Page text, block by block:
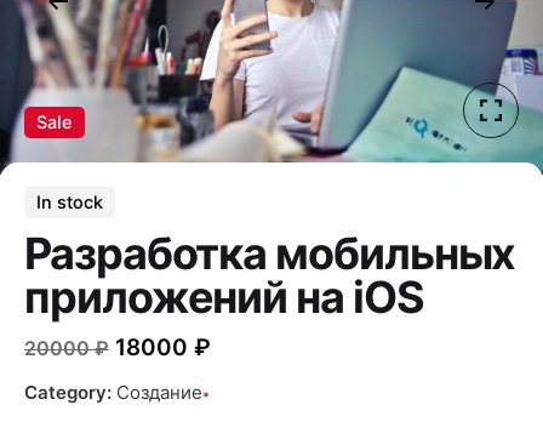
Sale
In stock
Разработка мобильных
приложений на iOS
20000₽ 18000 ₽
Category: Создание